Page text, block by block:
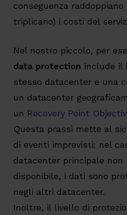
conseguenza
triplicano) i costi del
Nel nostro piccolo, per
data protection include il
stesso datacenter e una
un datacenter
un Recovery Point
Questa prassi mette al
di eventi imprevisti: nel
datacenter principale non
disponibile, i dati sono
negli altri datacenter.
Inoltre, il livello di